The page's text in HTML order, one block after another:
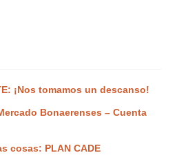
¡Nos tomamos un descanso!
Bonaerenses – Cuenta
cosas: PLAN CADE